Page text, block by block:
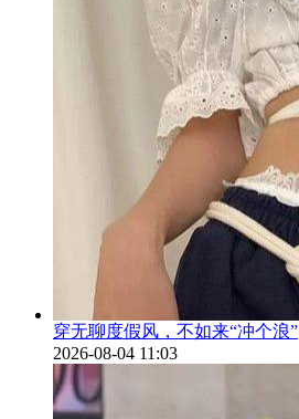
穿无聊度假风，不如来“冲个浪”
2026-08-04 11:03